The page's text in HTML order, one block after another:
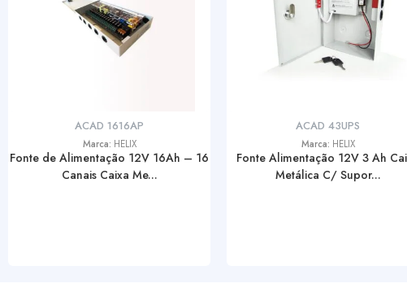
ACAD 1616AP
Marca: HELIX
Fonte de Alimentação 12V 16Ah – 16
Canais Caixa Me...
ACAD 43UPS
Marca: HELIX
Fonte Alimentação 12V 3 Ah
Metálica C/ Supor...